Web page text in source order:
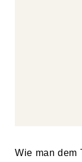
Wie man dem